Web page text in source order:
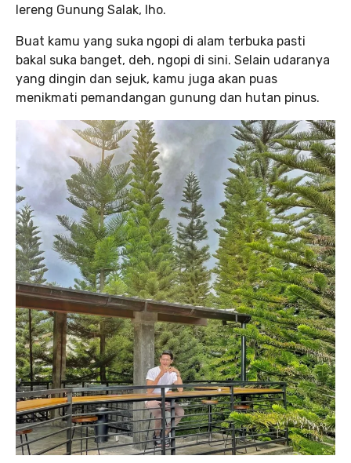
lereng Gunung Salak, lho.
Buat kamu yang suka ngopi di alam terbuka pasti
bakal suka banget, deh, ngopi di sini. Selain udaranya
yang dingin dan sejuk, kamu juga akan puas
menikmati pemandangan gunung dan hutan pinus.